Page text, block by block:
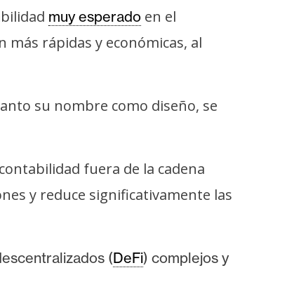
muy esperado en el
más rápidas y económicas, al
su nombre como diseño, se
fuera de la cadena
y reduce significativamente las
(DeFi) complejos y